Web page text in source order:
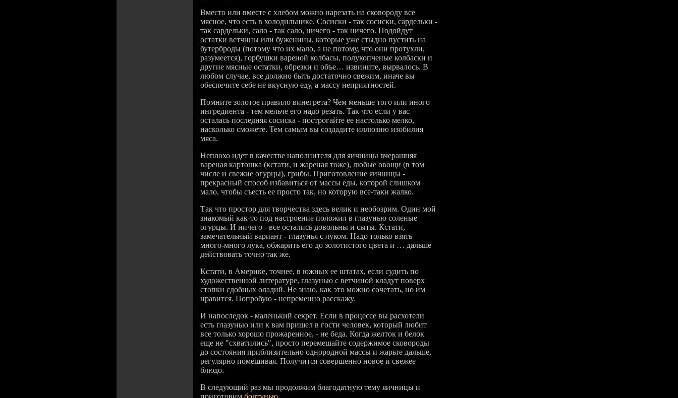
Вместо или вместе с хлебом можно нарезать на сковороду все
мясное, что есть в холодильнике. Сосиски - так сосиски, сардельки -
так сардельки, сало - так сало, ничего - так ничего. Подойдут
остатки ветчины или буженины, которые уже стыдно пустить на
бутерброды (потому что их мало, а не потому, что они протухли,
разумеется), горбушки вареной колбасы, полукопченые колбаски и
другие мясные остатки, обрезки и объе… извините, вырвалось. В
любом случае, все должно быть достаточно свежим, иначе вы
обеспечите себе не вкусную еду, а массу неприятностей.
Помните золотое правило винегрета? Чем меньше того или иного
ингредиента - тем мельче его надо резать. Так что если у вас
осталась последняя сосиска - построгайте ее настолько мелко,
насколько сможете. Тем самым вы создадите иллюзию изобилия
мяса.
Неплохо идет в качестве наполнителя для яичницы вчерашняя
вареная картошка (кстати, и жареная тоже), любые овощи (в том
числе и свежие огурцы), грибы. Приготовление яичницы -
прекрасный способ избавиться от массы еды, которой слишком
мало, чтобы съесть ее просто так, но которую все-таки жалко.
Так что простор для творчества здесь велик и необозрим. Один мой
знакомый как-то под настроение положил в глазунью соленые
огурцы. И ничего - все остались довольны и сыты. Кстати,
замечательный вариант - глазунья с луком. Надо только взять
много-много лука, обжарить его до золотистого цвета и … дальше
действовать точно так же.
Кстати, в Америке, точнее, в южных ее штатах, если судить по
художественной литературе, глазунью с ветчиной кладут поверх
стопки сдобных оладий. Не знаю, как это можно сочетать, но им
нравится. Попробую - непременно расскажу.
И напоследок - маленький секрет. Если в процессе вы расхотели
есть глазунью или к вам пришел в гости человек, который любит
все только хорошо прожаренное, - не беда. Когда желток и белок
еще не "схватились", просто перемешайте содержимое сковороды
до состояния приблизительно однородной массы и жарьте дальше,
регулярно помешивая. Получится совершенно новое и свежее
блюдо.
В следующий раз мы продолжим благодатную тему яичницы и
приготовим болтунью